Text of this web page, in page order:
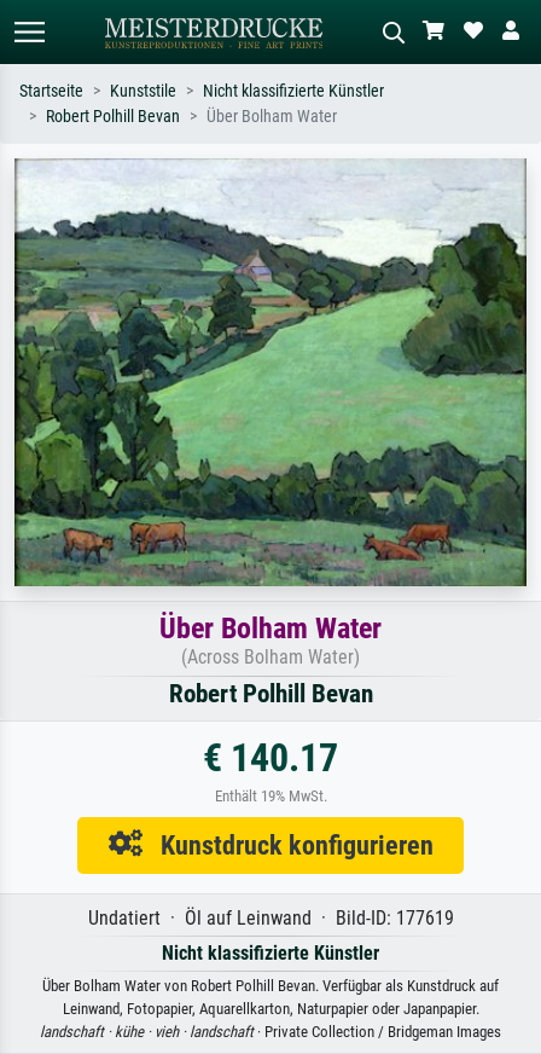
Suchen Sie nach Künstlern, Werktiteln
Sternennacht, Impressionismus, Welle
Hokusai, Akt.
Beschreiben Sie die Szene – z.B. Grüne
Ölgemälde, Stehender Akt neben einem
Startseite Kunststile
Nicht klassifizierte Künstler
Robert Polhill Bevan
Über Bolham Water
Über Bolham Water
(Across Bolham Water)
Robert Polhill Bevan
€ 140.17
Enthält 19% MwSt.
Kunstdruck konfigurieren
Undatiert · Öl auf Leinwand · Bild-ID: 177619
Nicht klassifizierte Künstler
Über Bolham Water von Robert Polhill Bevan. Verfügbar als Kunstdruck auf
Leinwand, Fotopapier, Aquarellkarton, Naturpapier oder Japanpapier.
landschaft · kühe · vieh · landschaft· Private Collection / Bridgeman Images